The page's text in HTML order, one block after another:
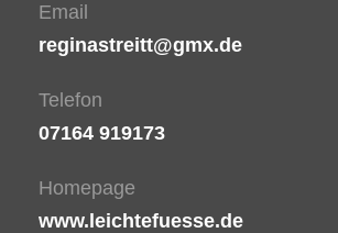
Email
reginastreitt@gmx.de
Telefon
07164 919173
Homepage
www.leichtefuesse.de